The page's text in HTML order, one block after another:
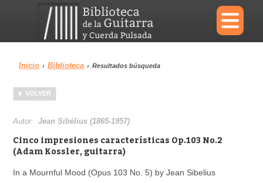
×
Menu
Biblioteca
Área personal
Inicio › Biblioteca › Resultados búsqueda
VOLVER
Autor:Jean Sibélius (1865-1957)
Cinco impresiones características Op.103 No.2
(Adam Kossler, guitarra)
In a Mournful Mood (Opus 103 No. 5) by Jean Sibelius